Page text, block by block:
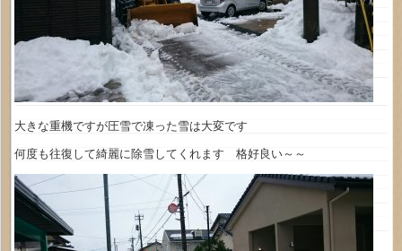
大きな重機ですが圧雪で凍った雪は大変です
何度も往復して綺麗に除雪してくれます 格好良い～～